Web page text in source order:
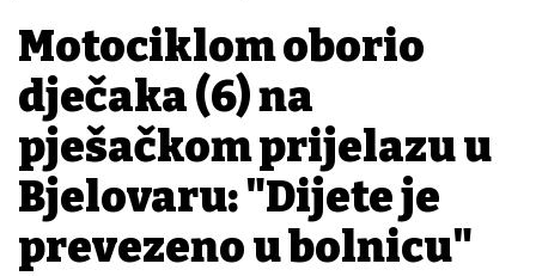
Motociklom oborio
dječaka (6) na
pješačkom prijelazu u
Bjelovaru: "Dijete je
prevezeno u bolnicu"